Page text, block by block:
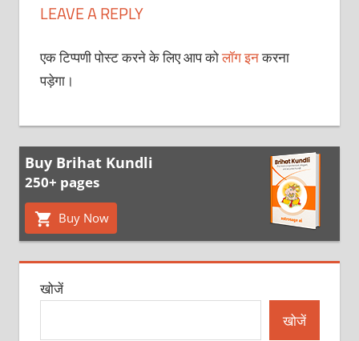
LEAVE A REPLY
एक टिप्पणी पोस्ट करने के लिए आप कोलॉग इनकरना
पड़ेगा।
Buy Brihat Kundli
250+ pages
Buy Now
खोजें
खोजें